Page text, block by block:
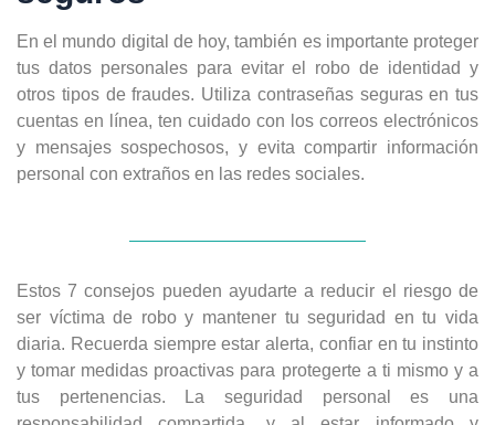
En el mundo digital de hoy, también es importante proteger
tus datos personales para evitar el robo de identidad y
otros tipos de fraudes. Utiliza contraseñas seguras en tus
cuentas en línea, ten cuidado con los correos electrónicos
y mensajes sospechosos, y evita compartir información
personal con extraños en las redes sociales.
Estos 7 consejos pueden ayudarte a reducir el riesgo de
ser víctima de robo y mantener tu seguridad en tu vida
diaria. Recuerda siempre estar alerta, confiar en tu instinto
y tomar medidas proactivas para protegerte a ti mismo y a
tus pertenencias. La seguridad personal es una